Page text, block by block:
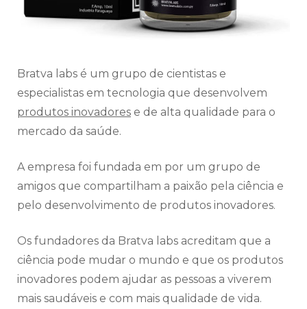
Bratva labs é um grupo de cientistas e
especialistas em tecnologia que desenvolvem
produtos inovadores e de alta qualidade para o
mercado da saúde.
A empresa foi fundada em por um grupo de
amigos que compartilham a paixão pela ciência e
pelo desenvolvimento de produtos inovadores.
Os fundadores da Bratva labs acreditam que a
ciência pode mudar o mundo e que os produtos
inovadores podem ajudar as pessoas a viverem
mais saudáveis e com mais qualidade de vida.